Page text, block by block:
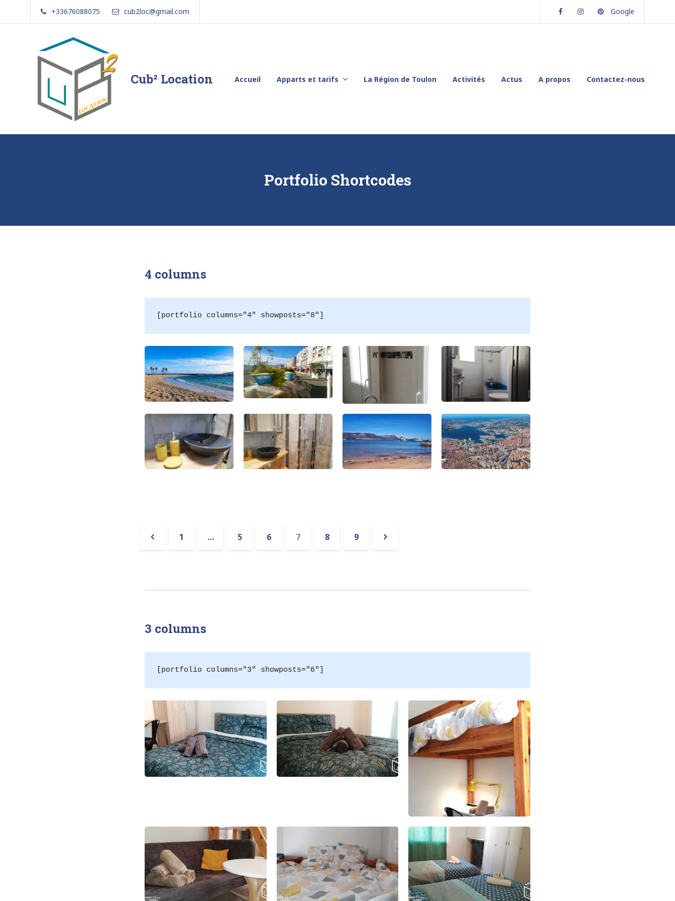
content
+33676088075 cub2loc@gmail.com FacebookInstagramPinterest
Google
Cub² Location
vous!
Accueil Apparts et tarifs La Région de Toulon Activités Actus A propos Contactez-nous
Portfolio Shortcodes
4 columns
[portfolio columns="4" showposts="8"]
Pagination
1 … 5 6 7 8 9
3 columns
[portfolio columns="3" showposts="6"]